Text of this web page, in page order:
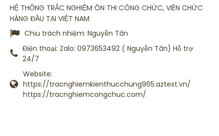
HỆ THỐNG TRẮC NGHIỆM ÔN THI CÔNG CHỨC, VIÊN CHỨC
HÀNG ĐẦU TẠI VIỆT NAM
Chịu trách nhiệm: Nguyễn Tân
Điện thoại: Zalo: 0973653492 ( Nguyễn Tân) Hỗ trợ
24/7
Website:
https://tracnghiemkienthucchung965.aztest.vn/
https://tracnghiemcongchuc.com/